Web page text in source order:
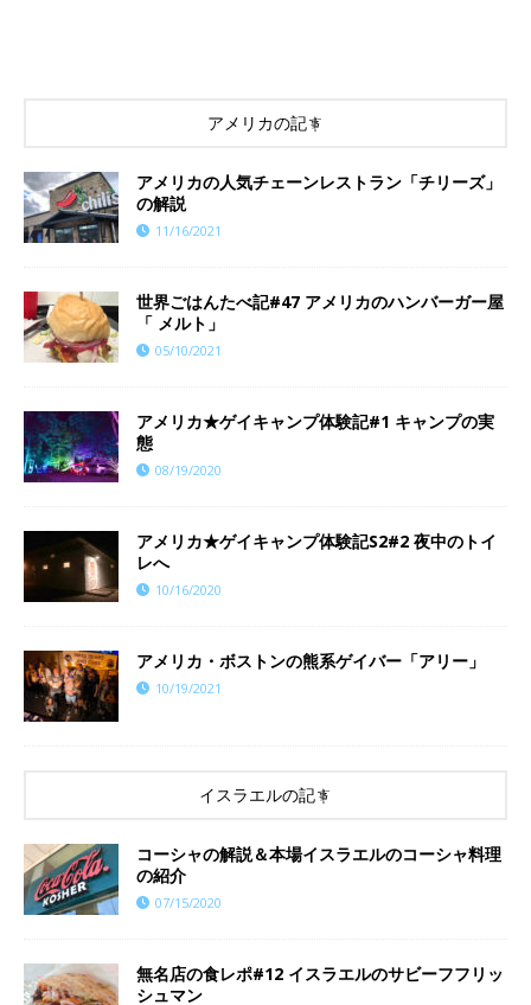
アメリカの記事
アメリカの人気チェーンレストラン「チリーズ」
の解説
11/16/2021
世界ごはんたべ記#47 アメリカのハンバーガー屋
「 メルト」
05/10/2021
アメリカ★ゲイキャンプ体験記#1 キャンプの実
態
08/19/2020
アメリカ★ゲイキャンプ体験記S2#2 夜中のトイ
レへ
10/16/2020
アメリカ・ボストンの熊系ゲイバー「アリー」
10/19/2021
イスラエルの記事
コーシャの解説＆本場イスラエルのコーシャ料理
の紹介
07/15/2020
無名店の食レポ#12 イスラエルのサビーフフリッ
シュマン